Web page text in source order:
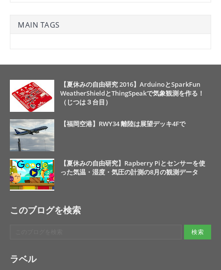
MAIN TAGS
【夏休みの自由研究 2016】ArduinoとSparkFun
WeatherShieldとThingSpeakで気象観測を作る！
（じつは３台目）
【福岡空港】RWY34 離陸は展望デッキ4Fで
【夏休みの自由研究】Rapberry Piとセンサーを使
った気温・湿度・気圧の計測の8月の観測データ
このブログを検索
ラベル